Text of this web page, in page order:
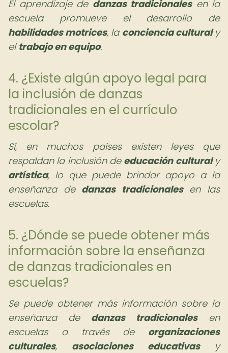
El aprendizaje de danzas tradicionalesen la
escuela promueve el desarrollo de
habilidades motrices, la conciencia culturaly
el trabajo en equipo.
4. ¿Existe algún apoyo legal para
la inclusión de danzas
tradicionales en el currículo
escolar?
Sí, en muchos países existen leyes que
respaldan la inclusión de educación culturaly
artística, lo que puede brindar apoyo a la
enseñanza de danzas tradicionalesen las
escuelas.
5. ¿Dónde se puede obtener más
información sobre la enseñanza
de danzas tradicionales en
escuelas?
Se puede obtener más información sobre la
enseñanza de danzas tradicionalesen
escuelas a través de organizaciones
culturales, asociaciones educativasy